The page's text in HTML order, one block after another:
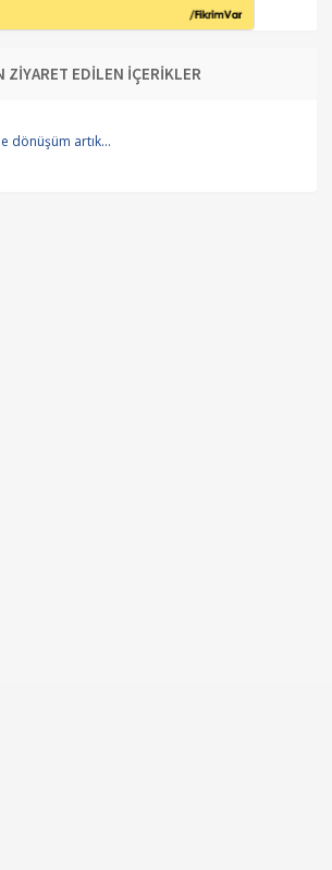
ZİYARET EDİLEN İÇERİKLER
dönüşüm artık...